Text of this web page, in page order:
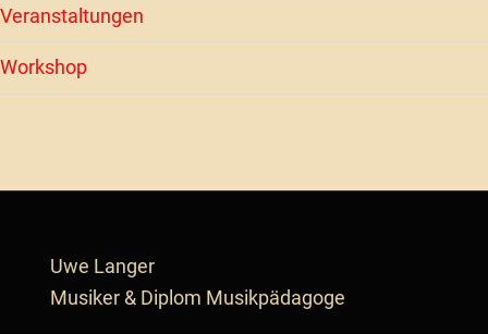
Veranstaltungen
Workshop
Uwe Langer
Musiker & Diplom Musik­pä­da­go­ge